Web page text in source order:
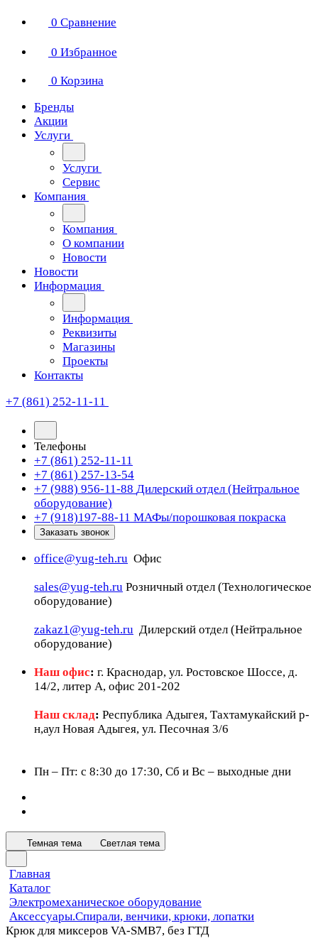
0 Сравнение
0 Избранное
0 Корзина
Бренды
Акции
Услуги
Услуги
Сервис
Компания
Компания
О компании
Новости
Новости
Информация
Информация
Реквизиты
Магазины
Проекты
Контакты
+7 (861) 252-11-11
Телефоны
+7 (861) 252-11-11
+7 (861) 257-13-54
+7 (988) 956-11-88 Дилерский отдел (Нейтральное
оборудование)
+7 (918)197-88-11 МАФы/порошковая покраска
Заказать звонок
office@yug-teh.ru Офис
sales@yug-teh.ru Розничный отдел (Технологическое
оборудование)
zakaz1@yug-teh.ru Дилерский отдел (Нейтральное
оборудование)
Наш офис: г. Краснодар, ул. Ростовское Шоссе, д.
14/2, литер А, офис 201-202
Наш склад: Республика Адыгея, Тахтамукайский р-
н,аул Новая Адыгея, ул. Песочная 3/6
Пн – Пт: c 8:30 до 17:30, Сб и Вс – выходные дни
Темная тема Светлая тема
Главная
Каталог
Электромеханическое оборудование
Аксессуары.Спирали, венчики, крюки, лопатки
Крюк для миксеров VA-SMB7, без ГТД